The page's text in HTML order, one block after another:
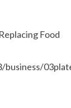
Food